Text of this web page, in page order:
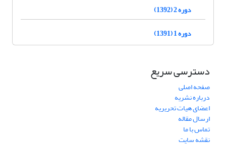
دوره 2 (1392)
دوره 1 (1391)
دسترسی سریع
صفحه اصلی
درباره نشریه
اعضای هیات تحریریه
ارسال مقاله
تماس با ما
نقشه سایت